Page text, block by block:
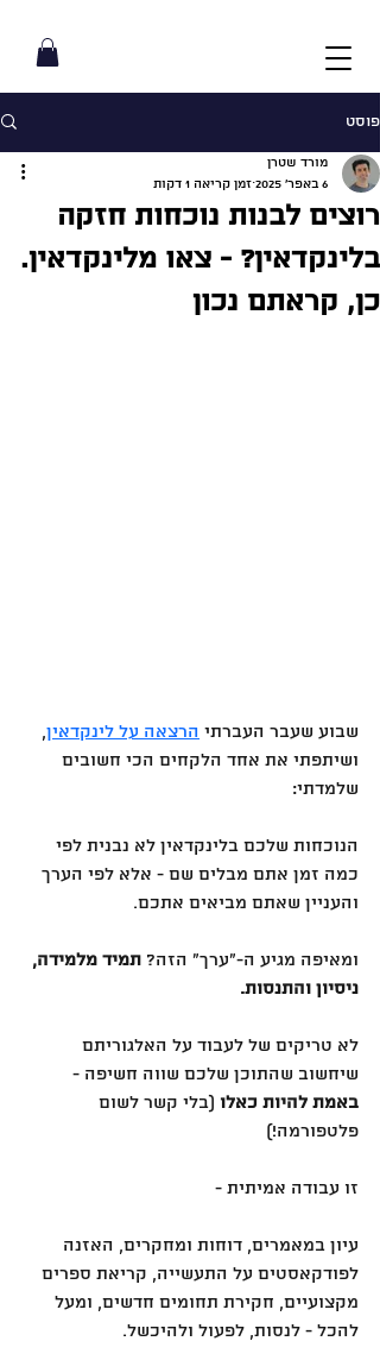
פוסט
רוצים לבנות נוכחות חזקה
בלינקדאין? - צאו מלינקדאין.
כן, קראתם נכון
מורד שטרן
6 באפר׳ 2025
זמן קריאה 1 דקות
שבוע שעבר העברתי הרצאה על לינקדאין,
ושיתפתי את אחד הלקחים הכי חשובים
שלמדתי:
הנוכחות שלכם בלינקדאין לא נבנית לפי
כמה זמן אתם מבלים שם - אלא לפי הערך
והעניין שאתם מביאים אתכם.
ומאיפה מגיע ה-״ערך״ הזה? תמיד מלמידה,
ניסיון והתנסות.
לא טריקים של לעבוד על האלגוריתם
שיחשוב שהתוכן שלכם שווה חשיפה -
באמת להיות כאלו (בלי קשר לשום
פלטפורמה!)
זו עבודה אמיתית -
עיון במאמרים, דוחות ומחקרים, האזנה
לפודקאסטים על התעשייה, קריאת ספרים
מקצועיים, חקירת תחומים חדשים, ומעל
להכל - לנסות, לפעול ולהיכשל.